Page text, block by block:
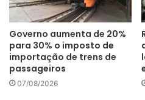
centros de usinagem
Governo aumenta de 20%
para 30% o imposto de
importação de trens de
passageiros
07/08/2026